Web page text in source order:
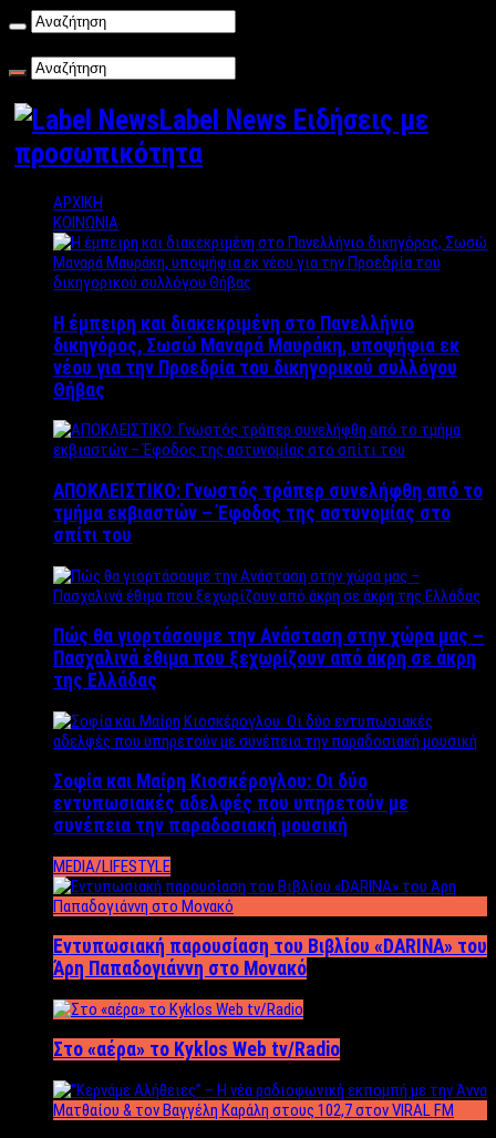
Label News Ειδήσεις με
προσωπικότητα
ΑΡΧΙΚΗ
ΚΟΙΝΩΝΙΑ
Η έμπειρη και διακεκριμένη στο Πανελλήνιο
δικηγόρος, Σωσώ Μαναρά Μαυράκη, υποψήφια εκ
νέου για την Προεδρία του δικηγορικού συλλόγου
Θήβας
ΑΠΟΚΛΕΙΣΤΙΚΟ: Γνωστός τράπερ συνελήφθη από το
τμήμα εκβιαστών – Έφοδος της αστυνομίας στο
σπίτι του
Πώς θα γιορτάσουμε την Ανάσταση στην χώρα μας –
Πασχαλινά έθιμα που ξεχωρίζουν από άκρη σε άκρη
της Ελλάδας
Σοφία και Μαίρη Κιοσκέρογλου: Οι δύο
εντυπωσιακές αδελφές που υπηρετούν με
συνέπεια την παραδοσιακή μουσική
MEDIA/LIFESTYLE
Εντυπωσιακή παρουσίαση του Βιβλίου «DARINA» του
Άρη Παπαδογιάννη στο Μονακό
Στο «αέρα» το Kyklos Web tv/Radio